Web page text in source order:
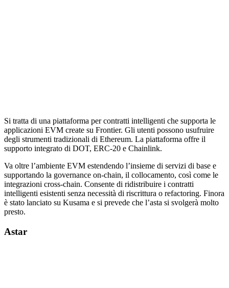
Si tratta di una piattaforma per contratti intelligenti che supporta le
applicazioni EVM create su Frontier. Gli utenti possono usufruire
degli strumenti tradizionali di Ethereum. La piattaforma offre il
supporto integrato di DOT, ERC-20 e Chainlink.
Va oltre l’ambiente EVM estendendo l’insieme di servizi di base e
supportando la governance on-chain, il collocamento, così come le
integrazioni cross-chain. Consente di ridistribuire i contratti
intelligenti esistenti senza necessità di riscrittura o refactoring. Finora
è stato lanciato su Kusama e si prevede che l’asta si svolgerà molto
presto.
Astar